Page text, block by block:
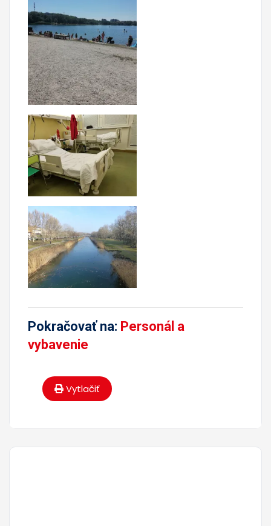
Pokračovať na: Personál a
vybavenie
Vytlačiť